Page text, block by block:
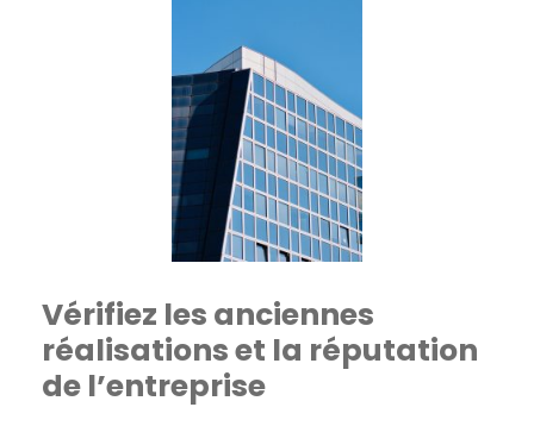
Vérifiez les anciennes
réalisations et la réputation
de l’entreprise